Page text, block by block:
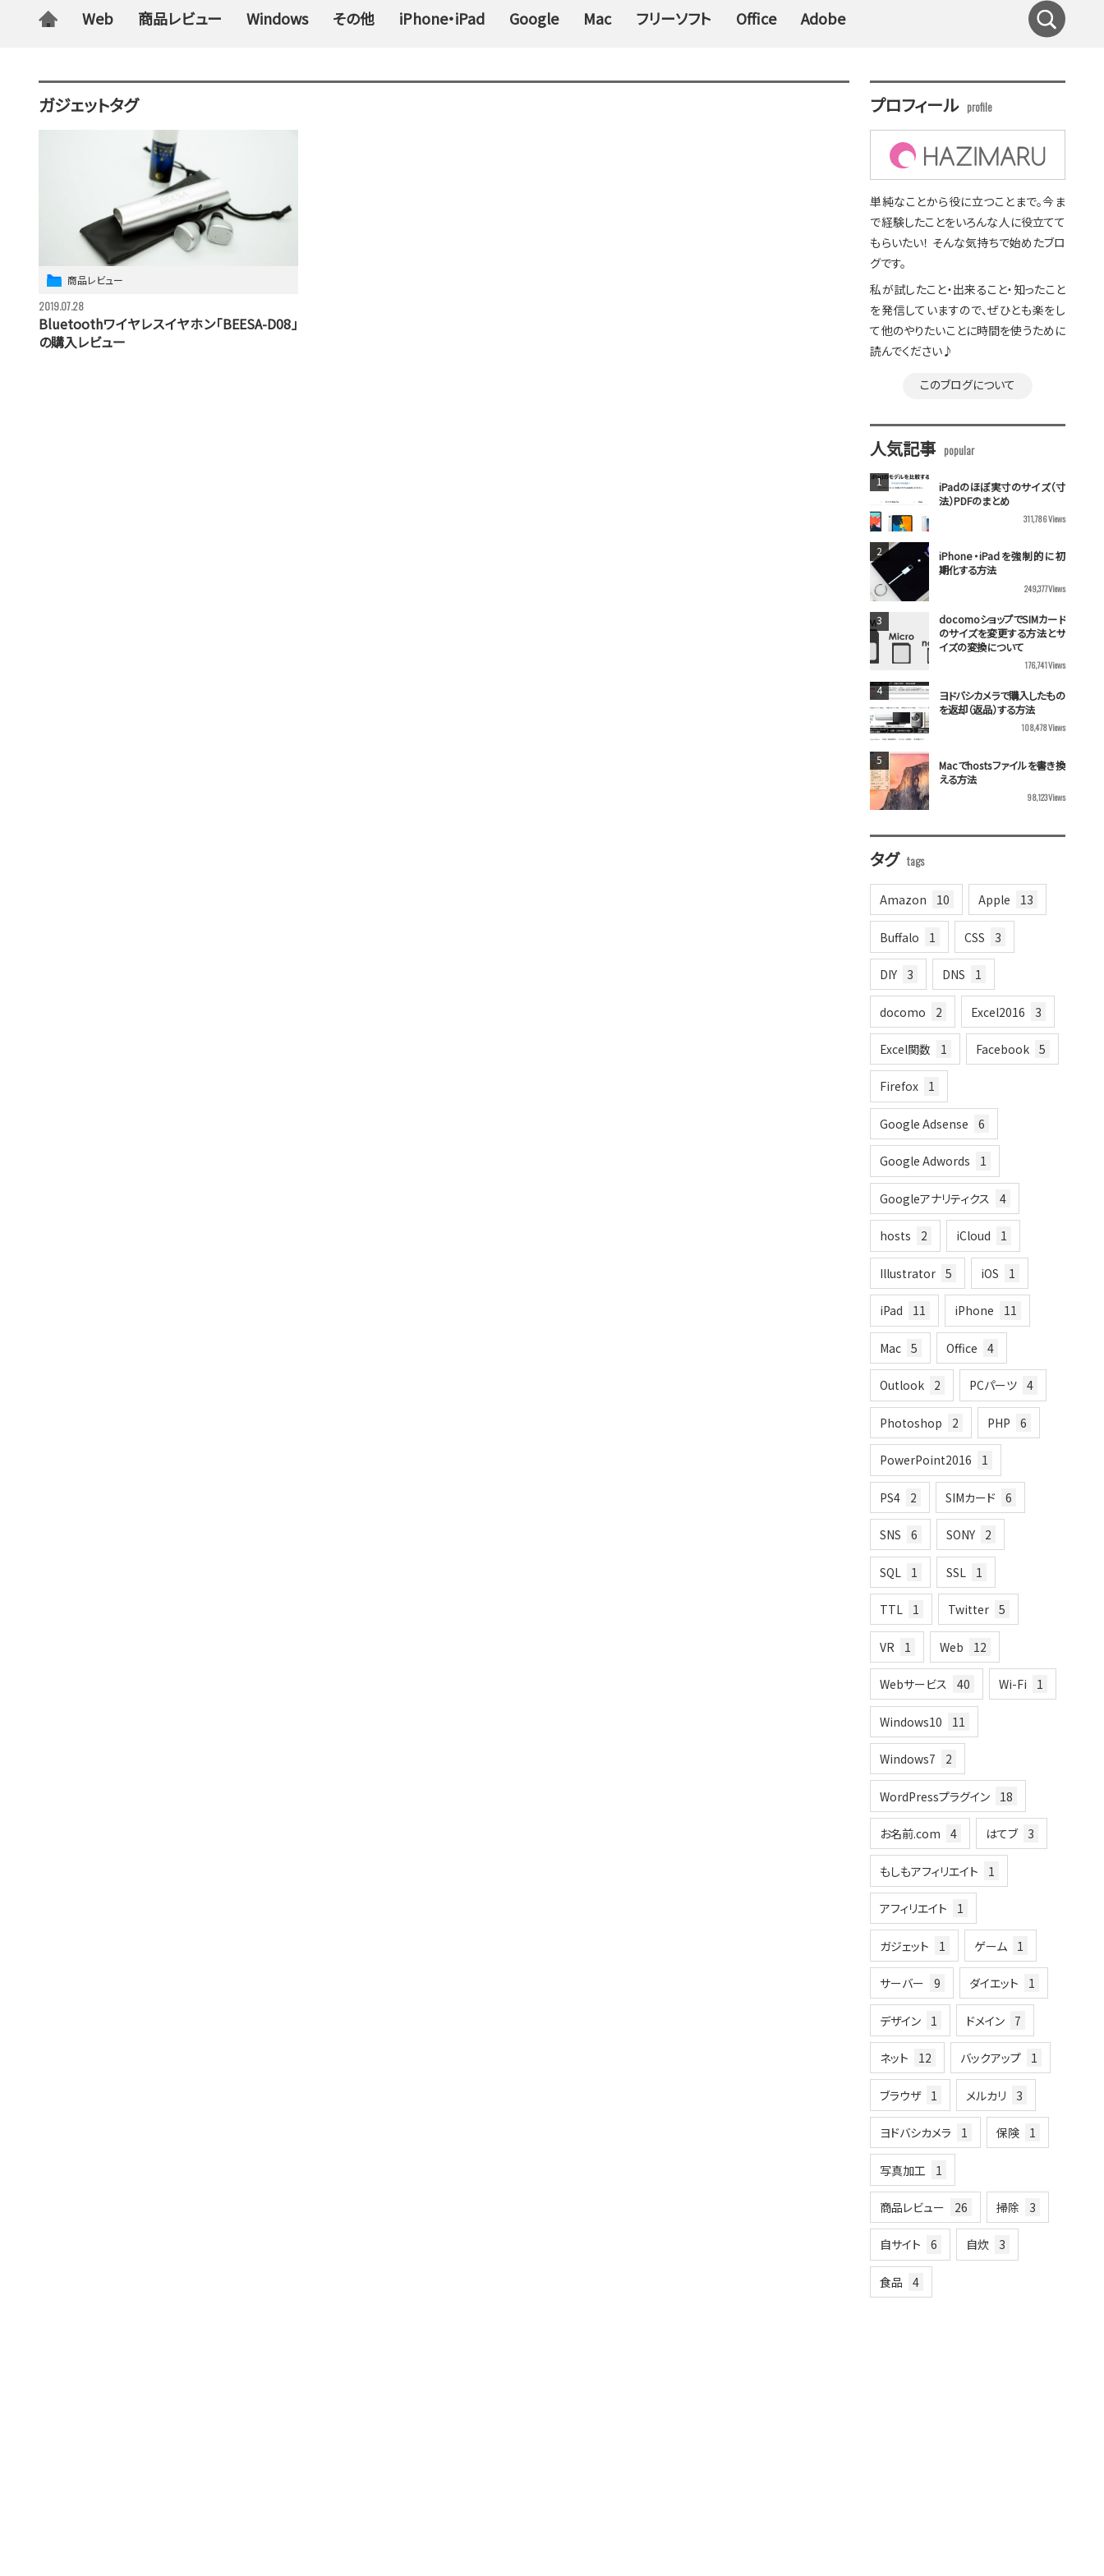
Web 商品レビュー Windows その他 iPhone・iPad Google Mac フリーソフト Office Adobe
ガジェットタグ
Bluetoothワイヤレスイヤホン「BEESA-D08」
の購入レビュー
商品レビュー
2019.07.28
プロフィール
単純なことから役に立つことまで。今ま
で経験したことをいろんな人に役立てて
もらいたい！ そんな気持ちで始めたブロ
グです。
私が試したこと・出来ること・知ったこと
を発信していますので、ぜひとも楽をし
て他のやりたいことに時間を使うために
読んでください♪
このブログについて
人気記事
iPadのほぼ実寸のサイズ（寸
法）PDFのまとめ
311,786Views
iPhone・iPadを強制的に初
期化する方法
249,377Views
docomoショップでSIMカード
のサイズを変更する方法とサ
イズの変換について
176,741Views
ヨドバシカメラで購入したもの
を返却（返品）する方法
108,478Views
Macでhostsファイルを書き換
える方法
98,123Views
タグ
Amazon 10 Apple 13
Buffalo 1 CSS 3
DIY 3 DNS 1
docomo 2 Excel2016 3
Excel関数 1 Facebook 5
Firefox 1
Google Adsense 6
Google Adwords 1
Googleアナリティクス 4
hosts 2 iCloud 1
Illustrator 5 iOS 1
iPad 11 iPhone 11
Mac 5 Office 4
Outlook 2 PCパーツ 4
Photoshop 2 PHP 6
PowerPoint2016 1
PS4 2 SIMカード 6
SNS 6 SONY 2
SQL 1 SSL 1
TTL 1 Twitter 5
VR 1 Web 12
Webサービス 40 Wi-Fi 1
Windows10 11
Windows7 2
WordPressプラグイン 18
お名前.com 4 はてブ 3
もしもアフィリエイト 1
アフィリエイト 1
ガジェット 1 ゲーム 1
サーバー 9 ダイエット 1
デザイン 1 ドメイン 7
ネット 12 バックアップ 1
ブラウザ 1 メルカリ 3
ヨドバシカメラ 1 保険 1
写真加工 1
商品レビュー 26 掃除 3
自サイト 6 自炊 3
食品 4